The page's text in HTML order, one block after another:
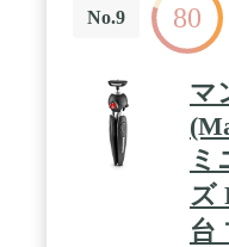
No.9 80
マ
ミ
ズ
台